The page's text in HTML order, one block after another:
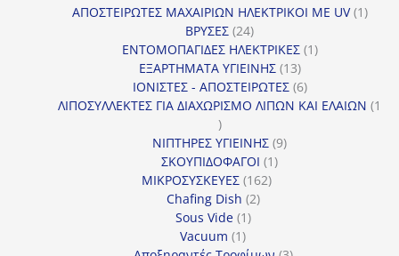
προϊόντα
ΑΠΟΣΤΕΙΡΩΤΕΣ ΜΑΧΑΙΡΙΩΝ ΗΛΕΚΤΡΙΚΟΙ ΜΕ UV 11
ΒΡΥΣΕΣ 2424
προϊόντα
ΕΝΤΟΜΟΠΑΓΙΔΕΣ ΗΛΕΚΤΡΙΚΕΣ 11
ΕΞΑΡΤΗΜΑΤΑ ΥΓΙΕΙΝΗΣ 1313
προϊόντα
ΙΟΝΙΣΤΕΣ - ΑΠΟΣΤΕΙΡΩΤΕΣ 66
προϊόντα
ΛΙΠΟΣΥΛΛΕΚΤΕΣ ΓΙΑ ΔΙΑΧΩΡΙΣΜΟ ΛΙΠΩΝ ΚΑΙ ΕΛΑΙΩΝ 1
1
προϊόν
ΝΙΠΤΗΡΕΣ ΥΓΙΕΙΝΗΣ 99
ΣΚΟΥΠΙΔΟΦΑΓΟΙ 11
ΜΙΚΡΟΣΥΣΚΕΥΕΣ 162162
Chafing Dish 22
Sous Vide 11
Vacuum 11